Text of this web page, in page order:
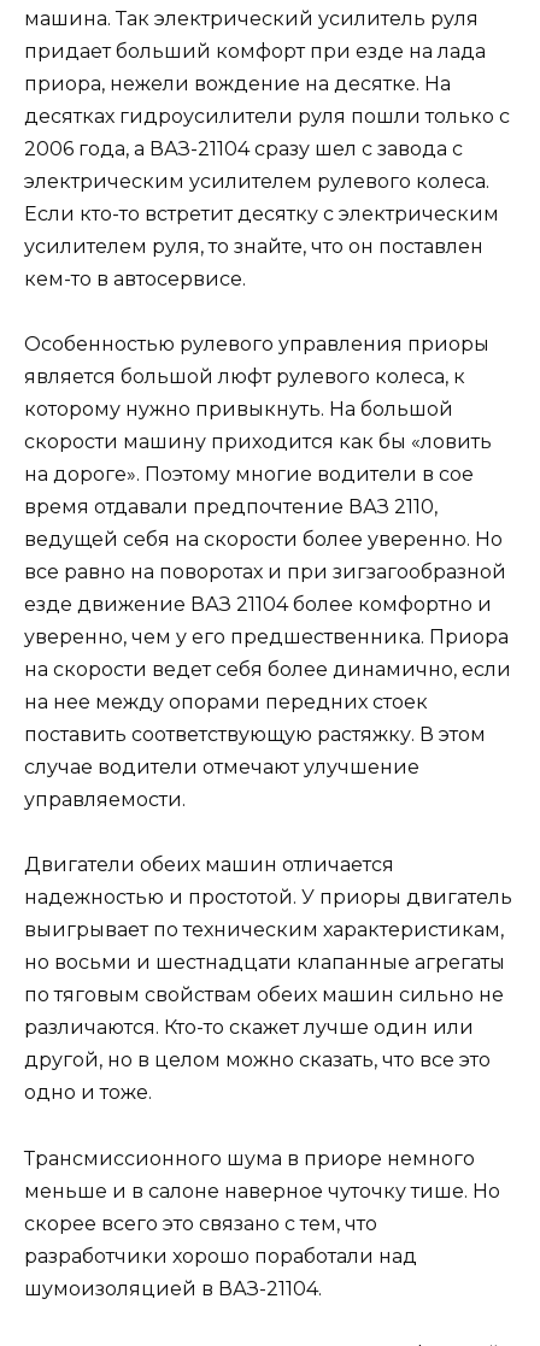
машина. Так электрический усилитель руля
придает больший комфорт при езде на лада
приора, нежели вождение на десятке. На
десятках гидроусилители руля пошли только с
2006 года, а ВАЗ-21104 сразу шел с завода с
электрическим усилителем рулевого колеса.
Если кто-то встретит десятку с электрическим
усилителем руля, то знайте, что он поставлен
кем-то в автосервисе.
Особенностью рулевого управления приоры
является большой люфт рулевого колеса, к
которому нужно привыкнуть. На большой
скорости машину приходится как бы «ловить
на дороге». Поэтому многие водители в сое
время отдавали предпочтение ВАЗ 2110,
ведущей себя на скорости более уверенно. Но
все равно на поворотах и при зигзагообразной
езде движение ВАЗ 21104 более комфортно и
уверенно, чем у его предшественника. Приора
на скорости ведет себя более динамично, если
на нее между опорами передних стоек
поставить соответствующую растяжку. В этом
случае водители отмечают улучшение
управляемости.
Двигатели обеих машин отличается
надежностью и простотой. У приоры двигатель
выигрывает по техническим характеристикам,
но восьми и шестнадцати клапанные агрегаты
по тяговым свойствам обеих машин сильно не
различаются. Кто-то скажет лучше один или
другой, но в целом можно сказать, что все это
одно и тоже.
Трансмиссионного шума в приоре немного
меньше и в салоне наверное чуточку тише. Но
скорее всего это связано с тем, что
разработчики хорошо поработали над
шумоизоляцией в ВАЗ-21104.